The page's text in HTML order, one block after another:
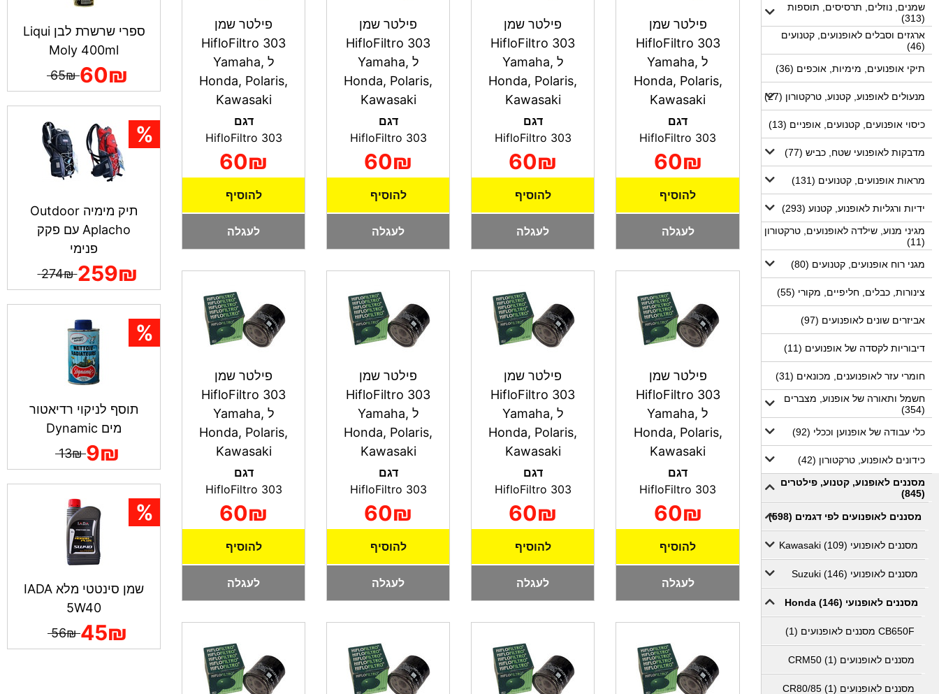
שמנים, נוזלים, תרסיסים, תוספות
(313)
ארגזים וסבלים לאופנועים, קטנועים
(46)
תיקי אופנועים, מימיות, אוכפים (36)
מנעולים לאופנוע, קטנוע, טרקטורון (27)
כיסוי אופנועים, קטנועים, אופניים (13)
מדבקות לאופנועי שטח, כביש (77)
מראות אופנועים, קטנועים (131)
ידיות ורגליות לאופנוע, קטנוע (293)
מגיני מנוע, שילדה לאופנועים, טרקטורון
(11)
מגני רוח אופנועים, קטנועים (80)
צינורות, כבלים, חליפיים, מקורי (55)
אביזרים שונים לאופנועים (97)
דיבוריות לקסדה של אופנועים (11)
חומרי עזר לאופנוענים, מכונאים (31)
חשמל ותאורה של אופנוע, מצברים
(354)
כלי עבודה של אופנוען וככלי (92)
כידונים לאופנוע, טרקטורון (42)
מסננים לאופנוע, קטנוע, פילטרים
(845)
מסננים לאופנועים לפי דגמים (598)
מסננים לאופנועי Kawasaki (109)
מסננים לאופנועי Suzuki (146)
מסננים לאופנועי Honda (146)
CB650F מסננים לאופנועים (1)
מסננים לאופנועים CRM50 (1)
מסננים לאופנועים CR80/85 (1)
פילטר שמן
HifloFiltro 303
ל Yamaha,
Honda, Polaris,
Kawasaki
דגם
60₪
להוסיף
לעגלה
פילטר שמן
HifloFiltro 303
ל Yamaha,
Honda, Polaris,
Kawasaki
דגם
60₪
להוסיף
לעגלה
פילטר שמן
HifloFiltro 303
ל Yamaha,
Honda, Polaris,
Kawasaki
דגם
60₪
להוסיף
לעגלה
פילטר שמן
HifloFiltro 303
ל Yamaha,
Honda, Polaris,
Kawasaki
דגם
60₪
להוסיף
לעגלה
פילטר שמן
HifloFiltro 303
ל Yamaha,
Honda, Polaris,
Kawasaki
דגם
60₪
להוסיף
לעגלה
פילטר שמן
HifloFiltro 303
ל Yamaha,
Honda, Polaris,
Kawasaki
דגם
60₪
להוסיף
לעגלה
פילטר שמן
HifloFiltro 303
ל Yamaha,
Honda, Polaris,
Kawasaki
דגם
60₪
להוסיף
לעגלה
פילטר שמן
HifloFiltro 303
ל Yamaha,
Honda, Polaris,
Kawasaki
דגם
60₪
להוסיף
לעגלה
ספרי שרשרת לבן Liqui
Moly 400ml
60₪
65₪
תיק מימיה Outdoor
Aplacho עם פקק
פנימי
259₪
274₪
תוסף לניקוי רדיאטור
מים Dynamic
9₪
13₪
שמן סינטטי מלא IADA
5W40
45₪
56₪